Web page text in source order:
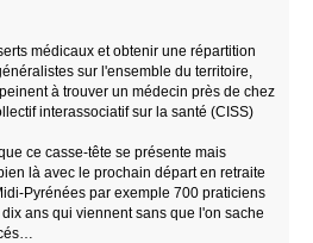
médicaux et obtenir une répartition
sur l'ensemble du territoire,
à trouver un médecin près de chez
interassociatif sur la santé (CISS)
ce casse-tête se présente mais
là avec le prochain départ en retraite
Pyrénées par exemple 700 praticiens
ans qui viennent sans que l'on sache